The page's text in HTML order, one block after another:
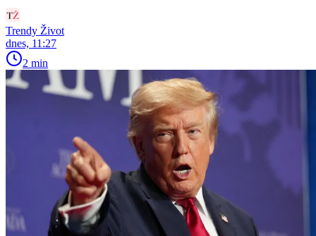
Trendy Život
dnes, 11:27
2 min